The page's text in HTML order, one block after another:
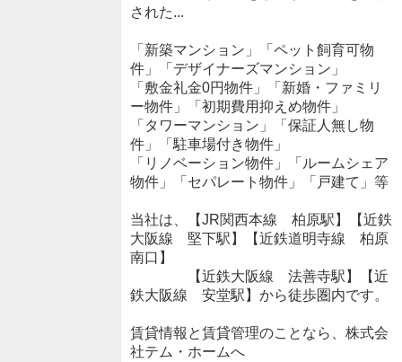
された...
「新築マンション」「ペット飼育可物
件」「デザイナーズマンション」
「敷金礼金0円物件」「新婚・ファミリ
ー物件」「初期費用抑えめ物件」
「タワーマンション」「保証人無し物
件」「駐車場付き物件」
「リノベーション物件」「ルームシェア
物件」「セパレート物件」「戸建て」等
当社は、【JR関西本線 柏原駅】【近鉄
大阪線 堅下駅】【近鉄道明寺線 柏原
南口】
【近鉄大阪線 法善寺駅】【近
鉄大阪線 安堂駅】から徒歩圏内です。
賃貸情報と賃貸管理のことなら、株式会
社テム・ホームへ